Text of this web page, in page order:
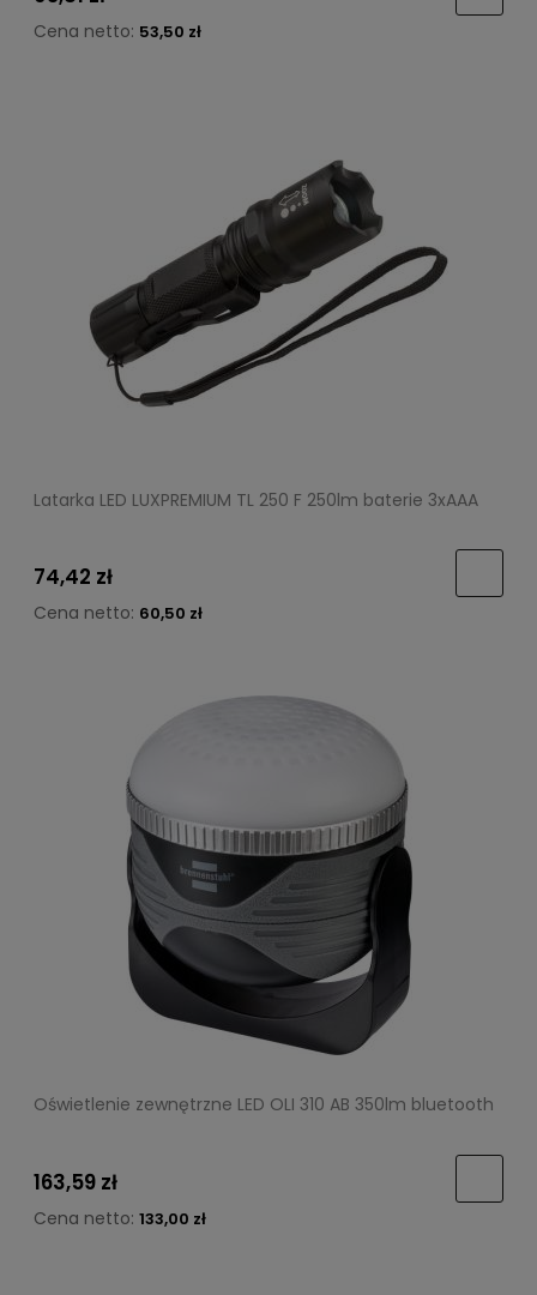
Cena netto: 53,50 zł
Latarka LED LUXPREMIUM TL 250 F 250lm baterie 3xAAA
74,42 zł
Cena netto: 60,50 zł
Oświetlenie zewnętrzne LED OLI 310 AB 350lm bluetooth
163,59 zł
Cena netto: 133,00 zł